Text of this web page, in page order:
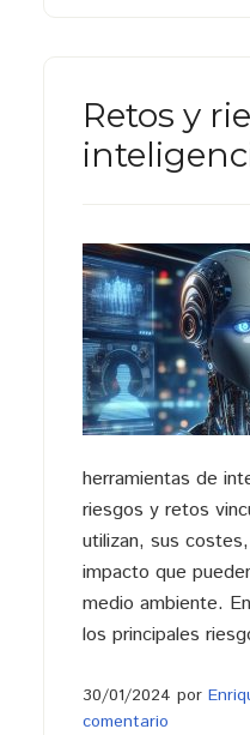
Retos y
herramientas de
riesgos y retos
utilizan, sus
impacto que
medio ambiente.
los principales
30/01/2024 por
comentario